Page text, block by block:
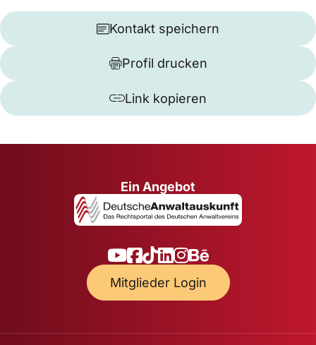
Kontakt speichern
Profil drucken
Link kopieren
Ein Angebot
Mitglieder Login